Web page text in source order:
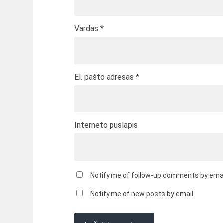
Vardas *
El. pašto adresas *
Interneto puslapis
Notify me of follow-up comments by
Notify me of new posts by email.